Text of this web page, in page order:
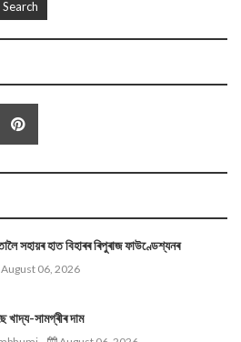
সহায়ৰ হাত বিহাৰৰ ৰিপুৰাজ ফাউণ্ডেশ্যনৰ
August 06, 2026
খাদ্য-সামগ্ৰীৰ দাম